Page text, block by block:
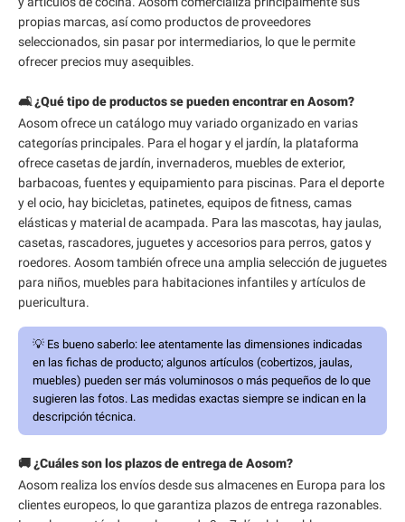
propias marcas, así como productos de proveedores
seleccionados, sin pasar por intermediarios, lo que le permite
ofrecer precios muy asequibles.
🛋️ ¿Qué tipo de productos se pueden encontrar en Aosom?
Aosom ofrece un catálogo muy variado organizado en varias
categorías principales. Para el hogar y el jardín, la plataforma
ofrece casetas de jardín, invernaderos, muebles de exterior,
barbacoas, fuentes y equipamiento para piscinas. Para el deporte
y el ocio, hay bicicletas, patinetes, equipos de fitness, camas
elásticas y material de acampada. Para las mascotas, hay jaulas,
casetas, rascadores, juguetes y accesorios para perros, gatos y
roedores. Aosom también ofrece una amplia selección de juguetes
para niños, muebles para habitaciones infantiles y artículos de
puericultura.
💡 Es bueno saberlo: lee atentamente las dimensiones indicadas
en las fichas de producto; algunos artículos (cobertizos, jaulas,
muebles) pueden ser más voluminosos o más pequeños de lo que
sugieren las fotos. Las medidas exactas siempre se indican en la
descripción técnica.
🚚 ¿Cuáles son los plazos de entrega de Aosom?
Aosom realiza los envíos desde sus almacenes en Europa para los
clientes europeos, lo que garantiza plazos de entrega razonables.